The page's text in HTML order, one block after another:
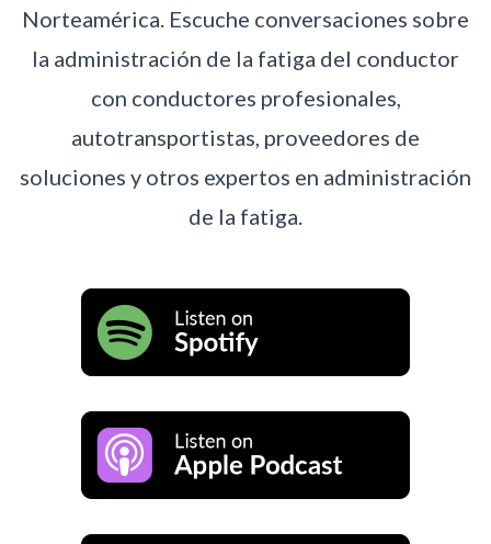
Norteamérica. Escuche conversaciones sobre
la administración de la fatiga del conductor
con conductores profesionales,
autotransportistas, proveedores de
soluciones y otros expertos en administración
de la fatiga.